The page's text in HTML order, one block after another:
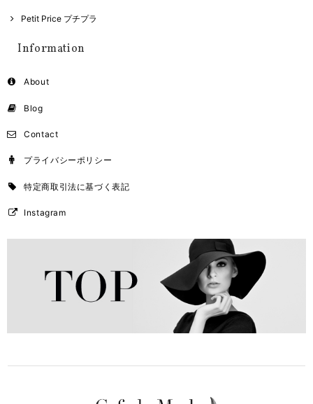
Petit Price プチプラ
Information
About
Blog
Contact
プライバシーポリシー
特定商取引法に基づく表記
Instagram